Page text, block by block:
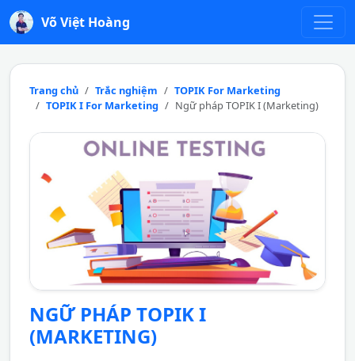
Võ Việt Hoàng
Trang chủ Trắc nghiệm
TOPIK For Marketing
TOPIK I For Marketing
Ngữ pháp TOPIK I (Marketing)
NGỮ PHÁP TOPIK I
(MARKETING)